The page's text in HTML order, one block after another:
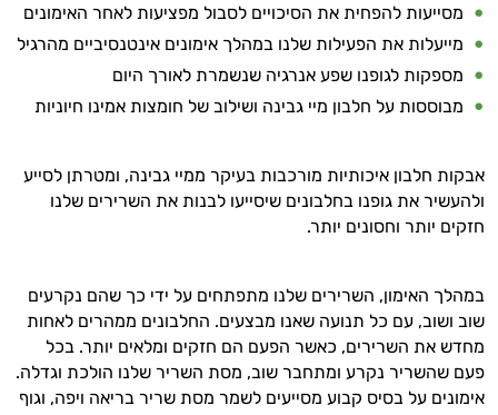
במשקל
אמינו
רטבים
ומזון
ויטמינים
מסייעות להפחית את הסיכויים לסבול מפציעות לאחר האימונים
מייעלות את הפעילות שלנו במהלך אימונים אינטנסיביים מהרגיל
מספקות לגופנו שפע אנרגיה שנשמרת לאורך היום
מבוססות על חלבון מיי גבינה ושילוב של חומצות אמינו חיוניות
אבקות חלבון איכותיות מורכבות בעיקר ממיי גבינה, ומטרתן לסייע
ולהעשיר את גופנו בחלבונים שיסייעו לבנות את השרירים שלנו
חזקים יותר וחסונים יותר.
במהלך האימון, השרירים שלנו מתפתחים על ידי כך שהם נקרעים
שוב ושוב, עם כל תנועה שאנו מבצעים. החלבונים ממהרים לאחות
מחדש את השרירים, כאשר הפעם הם חזקים ומלאים יותר. בכל
פעם שהשריר נקרע ומתחבר שוב, מסת השריר שלנו הולכת וגדלה.
אימונים על בסיס קבוע מסייעים לשמר מסת שריר בריאה ויפה, וגוף